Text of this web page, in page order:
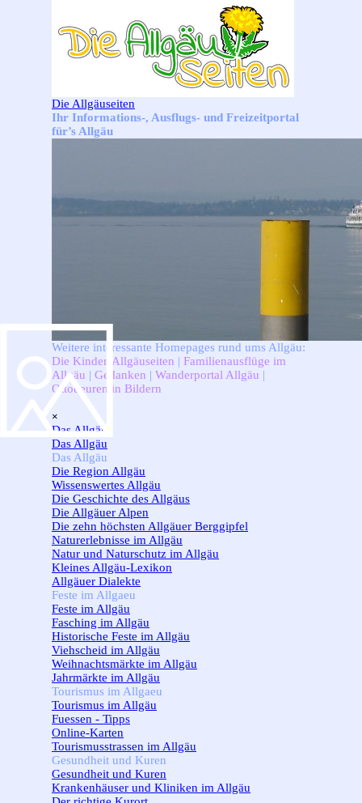
Die Allgäuseiten
Ihr Informations-, Ausflugs- und Freizeitportal
für’s Allgäu
Weitere interessante Homepages rund ums Allgäu:
Die Kinder-Allgäuseiten | Familienausflüge im
Allgäu | Gedanken | Wanderportal Allgäu |
Ottobeuren in Bildern
×
Das Allgäu
Das Allgäu
Das Allgäu
Die Region Allgäu
Wissenswertes Allgäu
Die Geschichte des Allgäus
Die Allgäuer Alpen
Die zehn höchsten Allgäuer Berggipfel
Naturerlebnisse im Allgäu
Natur und Naturschutz im Allgäu
Kleines Allgäu-Lexikon
Allgäuer Dialekte
Feste im Allgaeu
Feste im Allgäu
Fasching im Allgäu
Historische Feste im Allgäu
Viehscheid im Allgäu
Weihnachtsmärkte im Allgäu
Jahrmärkte im Allgäu
Tourismus im Allgaeu
Tourismus im Allgäu
Fuessen - Tipps
Online-Karten
Tourismusstrassen im Allgäu
Gesundheit und Kuren
Gesundheit und Kuren
Krankenhäuser und Kliniken im Allgäu